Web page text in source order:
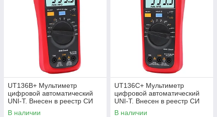
UT136B+ Мультиметр
цифровой автоматический
UNI-T. Внесен в реестр СИ
РК
В наличии
UT136C+ Мультиметр
цифровой автоматический
UNI-T. Внесен в реестр СИ
РК
В наличии